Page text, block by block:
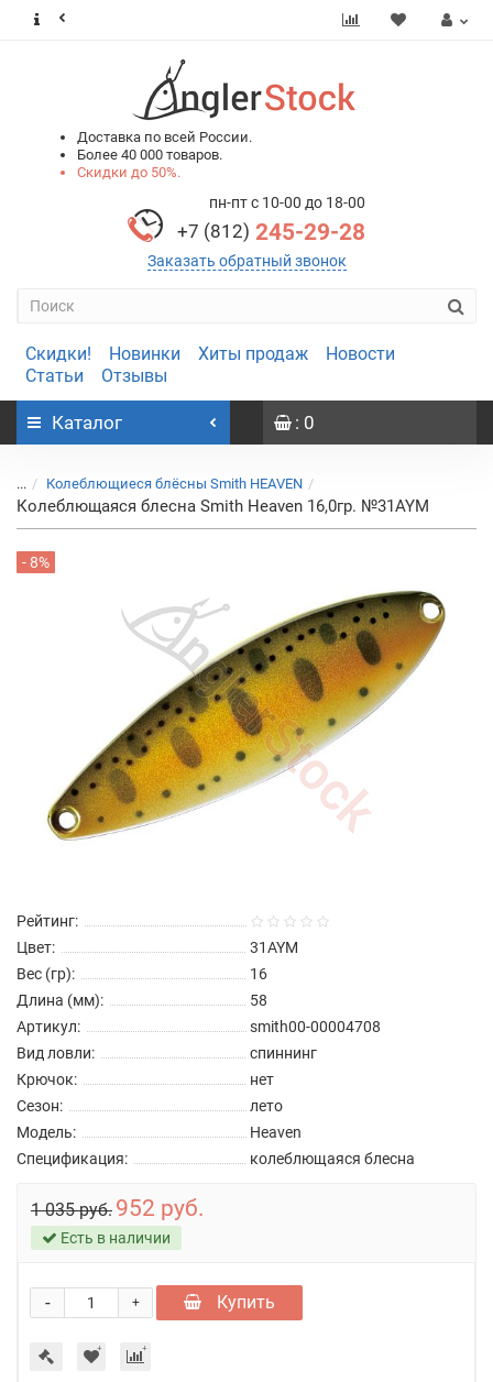
Доставка по всей России.
Более 40 000 товаров.
Скидки до 50%.
пн-пт с 10-00 до 18-00
+7 (812) 245-29-28
Заказать обратный звонок
Скидки! Новинки Хиты продаж
Новости
Статьи
Отзывы
Каталог : 0
... Колеблющиеся блёсны Smith HEAVEN
Колеблющаяся блесна Smith Heaven 16,0гр. №31AYM
- 8%
Рейтинг:
Цвет:
31AYM
Вес (гр):
16
Длина (мм):
58
Артикул:
smith00-00004708
Вид ловли:
спиннинг
Крючок:
нет
Сезон:
лето
Модель:
Heaven
Спецификация:
колеблющаяся блесна
1 035 руб. 952 руб.
Есть в наличии
+
- Купить